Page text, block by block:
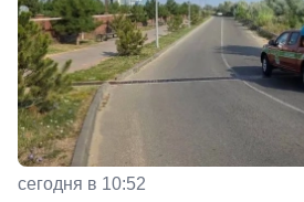
сегодня в 10:52